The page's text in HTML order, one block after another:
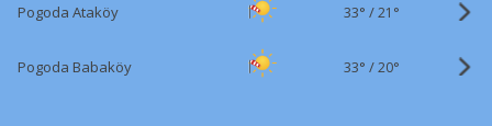
Pogoda Ataköy 33° /21°
Pogoda Babaköy 33° /20°